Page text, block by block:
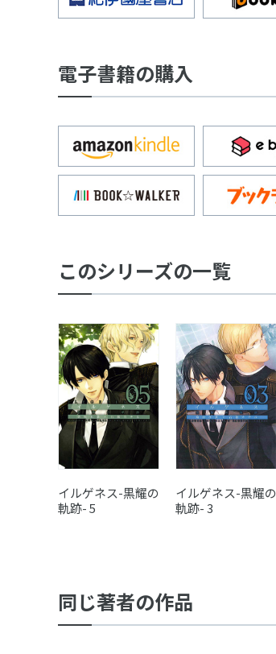
電子書籍の購入
このシリーズの一覧
イルゲネス-黒耀の
軌跡- 5
イルゲネス-黒耀の
軌跡- 3
同じ著者の作品